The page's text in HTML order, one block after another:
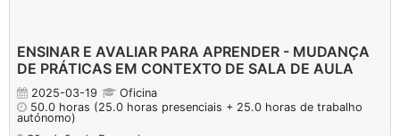
ENSINAR E AVALIAR PARA APRENDER - MUDANÇA
DE PRÁTICAS EM CONTEXTO DE SALA DE AULA
2025-03-19
Oficina
50.0 horas (25.0 horas presenciais + 25.0 horas de trabalho
autónomo)